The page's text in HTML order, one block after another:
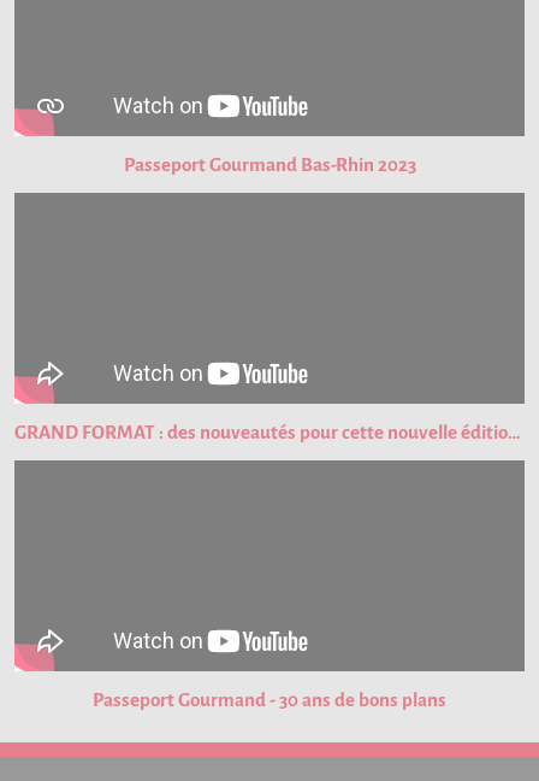
Passeport Gourmand Bas-Rhin 2023
GRAND FORMAT : des nouveautés pour cette nouvelle édition du Passeport Gourmand !
Passeport Gourmand - 30 ans de bons plans